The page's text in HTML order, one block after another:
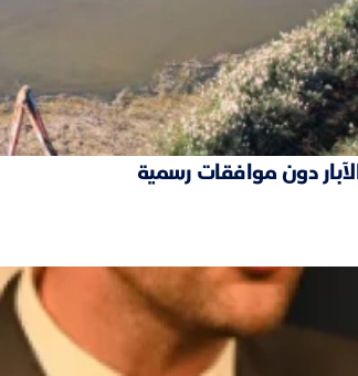
دون موافقات رسمية